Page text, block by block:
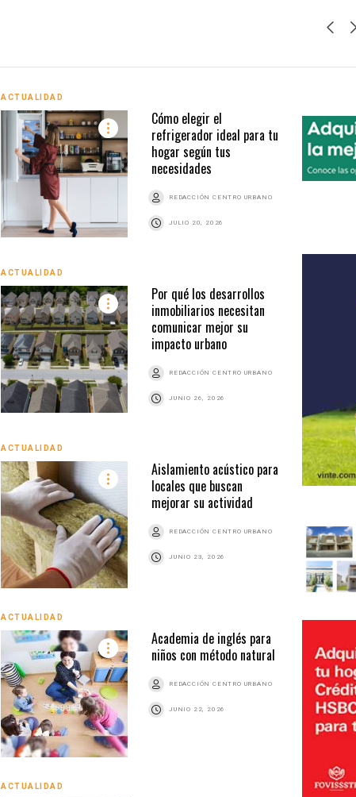
ACTUALIDAD
Cómo elegir el
refrigerador ideal para tu
hogar según tus
necesidades
REDACCIÓN CENTRO URBANO
JULIO 20, 2026
ACTUALIDAD
Por qué los desarrollos
inmobiliarios necesitan
comunicar mejor su
impacto urbano
REDACCIÓN CENTRO URBANO
JUNIO 26, 2026
ACTUALIDAD
Aislamiento acústico para
locales que buscan
mejorar su actividad
REDACCIÓN CENTRO URBANO
JUNIO 23, 2026
ACTUALIDAD
Academia de inglés para
niños con método natural
REDACCIÓN CENTRO URBANO
JUNIO 22, 2026
ACTUALIDAD